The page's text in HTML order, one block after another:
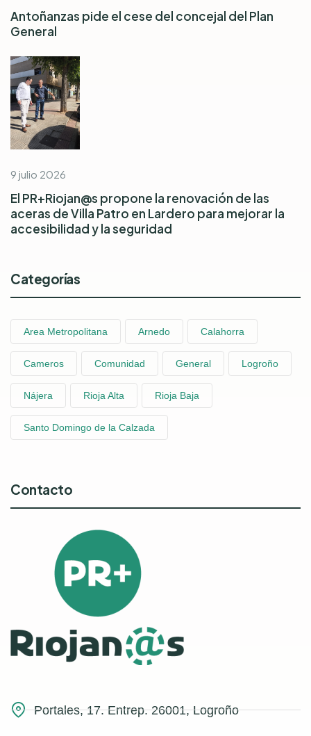
Antoñanzas pide el cese del concejal del Plan
General
9 julio 2026
El PR+Riojan@s propone la renovación de las
aceras de Villa Patro en Lardero para mejorar la
accesibilidad y la seguridad
Categorías
Area Metropolitana Arnedo Calahorra
Cameros Comunidad General Logroño
Nájera Rioja Alta Rioja Baja
Santo Domingo de la Calzada
Contacto
Portales, 17. Entrep. 26001, Logroño